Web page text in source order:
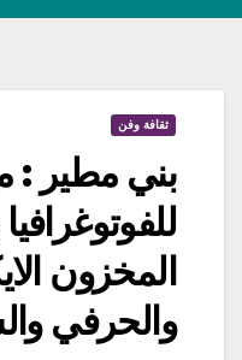
ثقافة وفن
بني مطير :
المخزون
والحرفي